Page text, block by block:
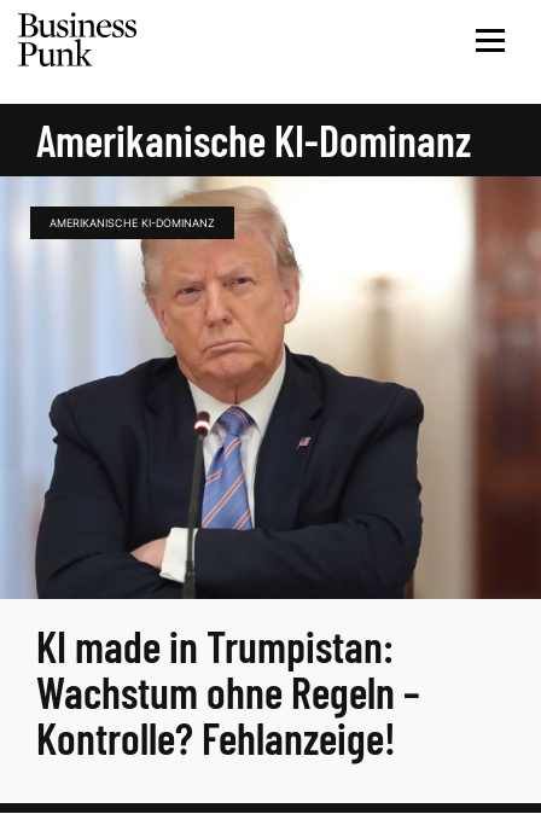
Amerikanische KI-Dominanz
AMERIKANISCHE KI-DOMINANZ
KI made in Trumpistan:
Wachstum ohne Regeln –
Kontrolle? Fehlanzeige!